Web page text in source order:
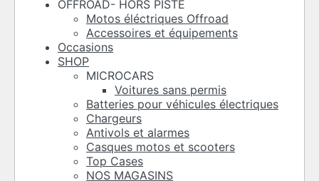
OFFROAD- HORS PISTE
Motos éléctriques Offroad
Accessoires et équipements
Occasions
SHOP
MICROCARS
Voitures sans permis
Batteries pour véhicules électriques
Chargeurs
Antivols et alarmes
Casques motos et scooters
Top Cases
NOS MAGASINS